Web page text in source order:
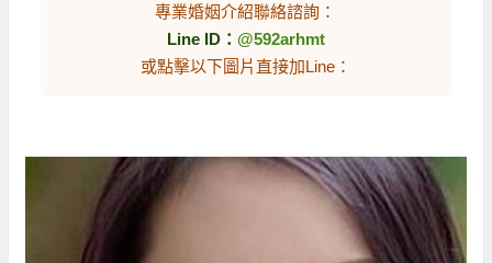
專業婚姻介紹聯絡諮詢：
Line ID： @592arhmt
或點擊以下圖片直接加Line：